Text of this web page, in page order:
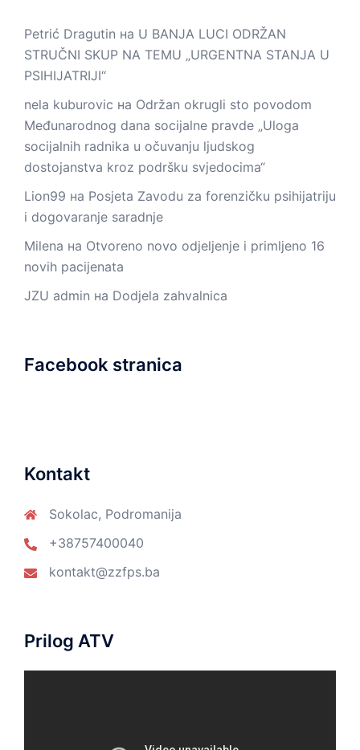
Petrić Dragutin на U BANJA LUCI ODRŽAN
STRUČNI SKUP NA TEMU „URGENTNA STANJA U
PSIHIJATRIJI“
nela kuburovic на Održan okrugli sto povodom
Međunarodnog dana socijalne pravde „Uloga
socijalnih radnika u očuvanju ljudskog
dostojanstva kroz podršku svjedocima“
Lion99 на Posjeta Zavodu za forenzičku psihijatriju
i dogovaranje saradnje
Milena на Otvoreno novo odjeljenje i primljeno 16
novih pacijenata
JZU admin на Dodjela zahvalnica
Facebook stranica
Kontakt
Sokolac, Podromanija
+38757400040
kontakt@zzfps.ba
Prilog ATV